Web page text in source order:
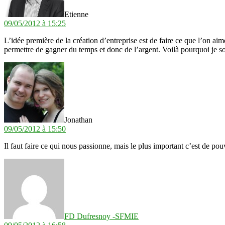
Etienne
09/05/2012 à 15:25
L’idée première de la création d’entreprise est de faire ce que l’on
permettre de gagner du temps et donc de l’argent. Voilà pourquoi je
Jonathan
09/05/2012 à 15:50
Il faut faire ce qui nous passionne, mais le plus important c’est de
FD Dufresnoy -SFMIE